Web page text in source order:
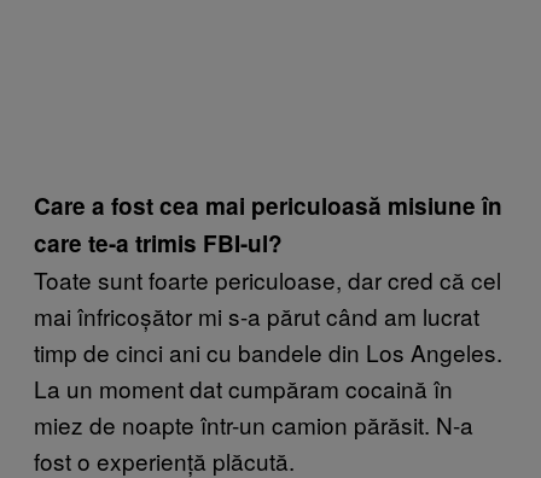
Care a fost cea mai periculoasă misiune în
care te-a trimis FBI-ul?
Toate sunt foarte periculoase, dar cred că cel
mai înfricoșător mi s-a părut când am lucrat
timp de cinci ani cu bandele din Los Angeles.
La un moment dat cumpăram cocaină în
miez de noapte într-un camion părăsit. N-a
fost o experiență plăcută.